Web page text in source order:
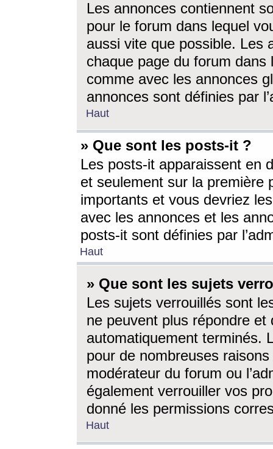
Les annonces contiennent
pour le forum dans lequel
aussi vite que possible. Les
chaque page du forum dans
comme avec les annonces
annonces sont définies par
Haut
» Que sont les posts-it ?
Les posts-it apparaissent en
et seulement sur la première
importants et vous devriez
avec les annonces et les
posts-it sont définies par
Haut
» Que sont les sujets
Les sujets verrouillés sont
ne peuvent plus répondre
automatiquement terminés.
pour de nombreuses
modérateur du forum ou
également verrouiller vos
donné les permissions
Haut